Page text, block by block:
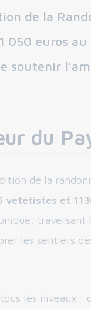
de la
050 euros
soutenir
du
de la
et
les sentiers
les niveaux :